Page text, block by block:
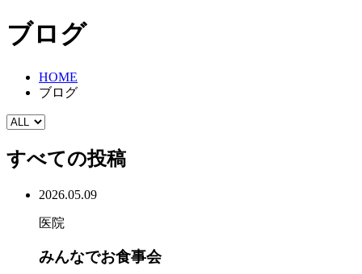
ブログ
HOME
ブログ
すべての投稿
2026.05.09
医院
みんなでお食事会